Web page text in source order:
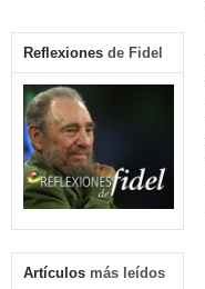
Reflexiones de Fidel
Artículos más leídos